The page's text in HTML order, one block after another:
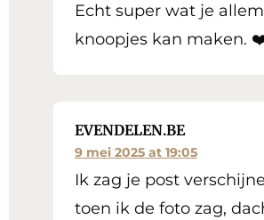
Echt super wat je
knoopjes kan maken.
EVENDELEN.BE
9 mei 2025 at 19:05
Ik zag je post
toen ik de foto zag,